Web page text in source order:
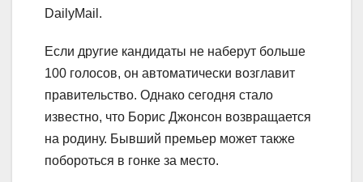
DailyMail.
Если другие кандидаты не наберут больше
100 голосов, он автоматически возглавит
правительство. Однако сегодня стало
известно, что Борис Джонсон возвращается
на родину. Бывший премьер может также
побороться в гонке за место.